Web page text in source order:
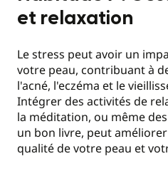
et relaxation
Le stress peut avoir un
votre peau, contribuant à
l'acné, l'eczéma et le
Intégrer des activités de
la méditation, ou même
un bon livre, peut
qualité de votre peau et